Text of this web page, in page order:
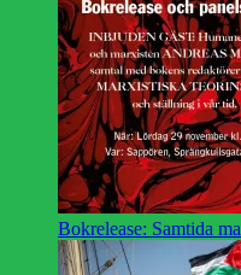
Bokrelease: Samtida